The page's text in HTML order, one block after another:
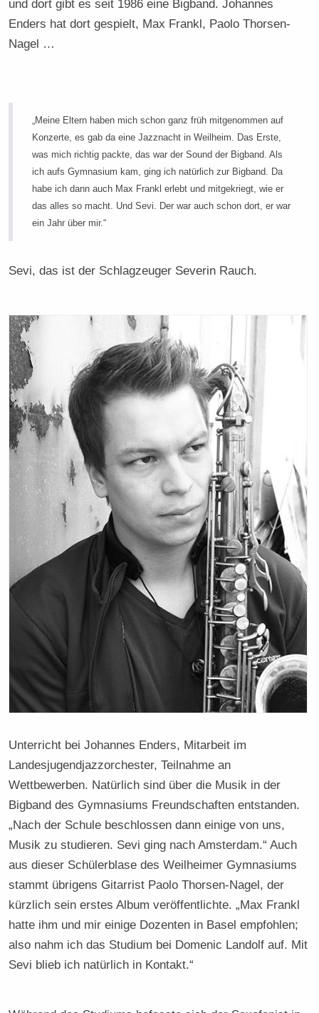
und dort gibt es seit 1986 eine Bigband. Johannes
Enders hat dort gespielt, Max Frankl, Paolo Thorsen-
Nagel …
„Meine Eltern haben mich schon ganz früh mitgenommen auf
Konzerte, es gab da eine Jazznacht in Weilheim. Das Erste,
was mich richtig packte, das war der Sound der Bigband. Als
ich aufs Gymnasium kam, ging ich natürlich zur Bigband. Da
habe ich dann auch Max Frankl erlebt und mitgekriegt, wie er
das alles so macht. Und Sevi. Der war auch schon dort, er war
ein Jahr über mir.“
Sevi, das ist der Schlagzeuger Severin Rauch.
Unterricht bei Johannes Enders, Mitarbeit im
Landesjugendjazzorchester, Teilnahme an
Wettbewerben. Natürlich sind über die Musik in der
Bigband des Gymnasiums Freundschaften entstanden.
„Nach der Schule beschlossen dann einige von uns,
Musik zu studieren. Sevi ging nach Amsterdam.“ Auch
aus dieser Schülerblase des Weilheimer Gymnasiums
stammt übrigens Gitarrist Paolo Thorsen-Nagel, der
kürzlich sein erstes Album veröffentlichte. „Max Frankl
hatte ihm und mir einige Dozenten in Basel empfohlen;
also nahm ich das Studium bei Domenic Landolf auf. Mit
Sevi blieb ich natürlich in Kontakt.“